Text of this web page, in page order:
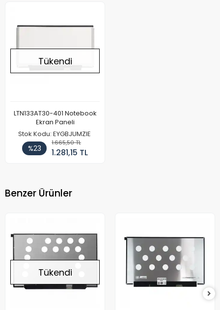
Tükendi
LTN133AT30-401 Notebook
Ekran Paneli
Stok Kodu: EYGBJUMZIE
%23
1.665,50 TL
1.281,15 TL
Benzer Ürünler
Tükendi